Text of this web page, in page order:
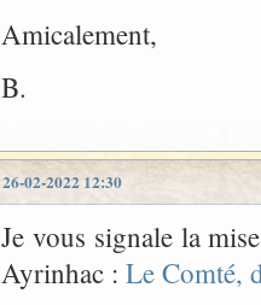
Amicalement,
B.
26-02-2022 12:30
Je vous signale la
Ayrinhac : Le Comté,